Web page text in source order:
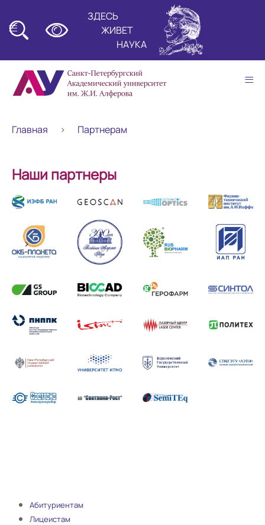
ЗДЕСЬ
ЖИВЕТ
НАУКА
Главная Партнерам
Наши партнеры
Абитуриентам
Лицеистам
≡
≡